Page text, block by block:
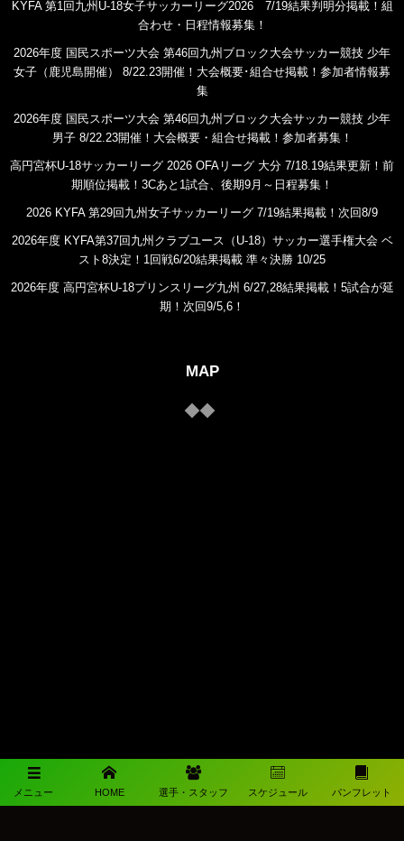
メニュー HOME 選手・スタッフ スケジュール パンフレット
KYFA 第1回九州U-18女子サッカーリーグ2026 7/19結果判明分掲載！組
合わせ・日程情報募集！
2026年度 国民スポーツ大会 第46回九州ブロック大会サッカー競技 少年
女子（鹿児島開催） 8/22.23開催！大会概要･組合せ掲載！参加者情報募
集
2026年度 国民スポーツ大会 第46回九州ブロック大会サッカー競技 少年
男子 8/22.23開催！大会概要・組合せ掲載！参加者募集！
高円宮杯U-18サッカーリーグ 2026 OFAリーグ 大分 7/18.19結果更新！前
期順位掲載！3Cあと1試合、後期9月～日程募集！
2026 KYFA 第29回九州女子サッカーリーグ 7/19結果掲載！次回8/9
2026年度 KYFA第37回九州クラブユース（U-18）サッカー選手権大会 ベ
スト8決定！1回戦6/20結果掲載 準々決勝 10/25
2026年度 高円宮杯U-18プリンスリーグ九州 6/27,28結果掲載！5試合が延
期！次回9/5,6！
MAP